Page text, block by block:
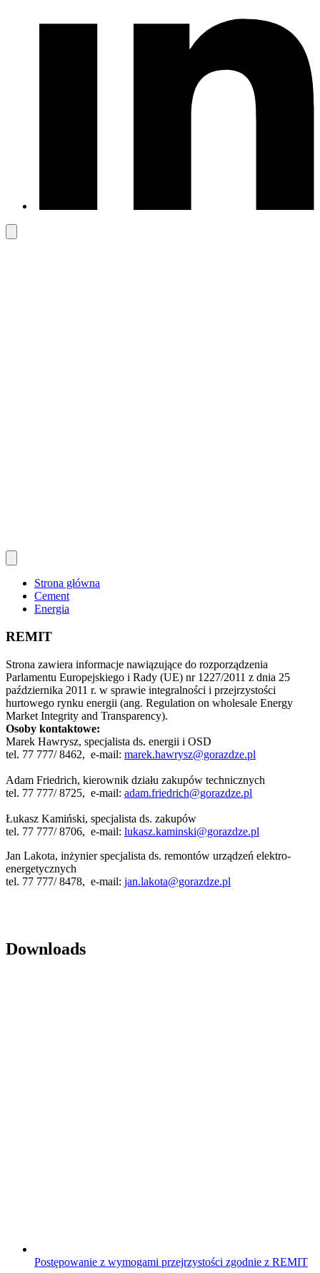
Strona główna
Cement
Energia
REMIT
Strona zawiera informacje nawiązujące do rozporządzenia
Parlamentu Europejskiego i Rady (UE) nr 1227/2011 z dnia 25
października 2011 r. w sprawie integralności i przejrzystości
hurtowego rynku energii (ang. Regulation on wholesale Energy
Market Integrity and Transparency).
Osoby kontaktowe:
Marek Hawrysz, specjalista ds. energii i OSD
tel. 77 777/ 8462, e-mail: marek.hawrysz@gorazdze.pl
Adam Friedrich, kierownik działu zakupów technicznych
tel. 77 777/ 8725, e-mail: adam.friedrich@gorazdze.pl
Łukasz Kamiński, specjalista ds. zakupów
tel. 77 777/ 8706, e-mail: lukasz.kaminski@gorazdze.pl
Jan Lakota, inżynier specjalista ds. remontów urządzeń elektro-
energetycznych
tel. 77 777/ 8478, e-mail: jan.lakota@gorazdze.pl
Downloads
Postępowanie z wymogami przejrzystości zgodnie z REMIT